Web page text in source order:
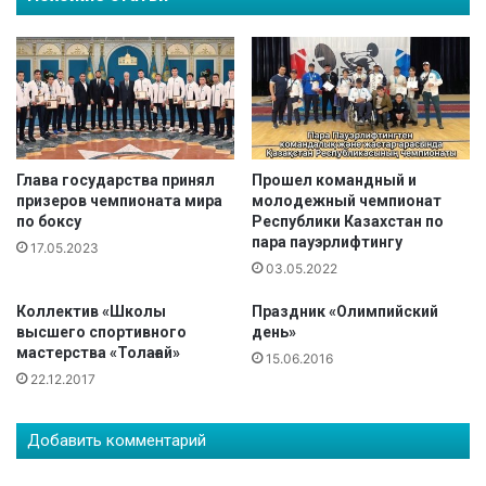
и
с
т
о
в
н
а
K
O
K
O
C
U
P
2
2
с
м
е
н
ы
,
п
р
о
я
в
ш
и
е
м
ж
Глава государства принял
призеров чемпионата мира
по боксу
17.05.2023
Прошел командный и
молодежный чемпионат
Республики Казахстан по
пара пауэрлифтингу
03.05.2022
Коллектив «Школы
высшего спортивного
мастерства «Толағай»
22.12.2017
Праздник «Олимпийский
день»
15.06.2016
Добавить комментарий